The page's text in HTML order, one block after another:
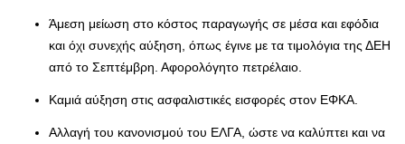
Άμεση μείωση στο κόστος παραγωγής σε μέσα και εφόδια
και όχι συνεχής αύξηση, όπως έγινε με τα τιμολόγια της ΔΕΗ
από το Σεπτέμβρη. Αφορολόγητο πετρέλαιο.
Καμιά αύξηση στις ασφαλιστικές εισφορές στον ΕΦΚΑ.
Αλλαγή του κανονισμού του ΕΛΓΑ, ώστε να καλύπτει και να